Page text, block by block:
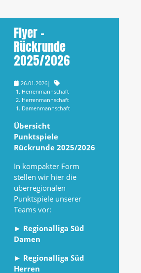
Flyer –
Rückrunde
2025/2026
26.01.2026|
1. Herrenmannschaft
2. Herrenmannschaft
1. Damenmannschaft
Übersicht
Punktspiele
Rückrunde 2025/2026
In kompakter Form
stellen wir hier die
überregionalen
Punktspiele unserer
Teams vor:
► Regionalliga Süd
Damen
► Regionalliga Süd
Herren